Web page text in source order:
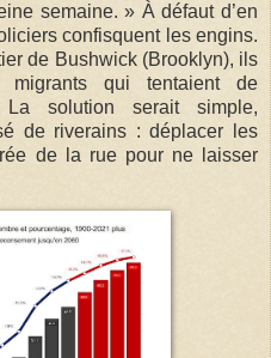
semaine. » À défaut d’en
confisquent les engins.
de Bushwick (Brooklyn), ils
qui tentaient de
La solution serait simple,
de riverains : déplacer les
de la rue pour ne laisser